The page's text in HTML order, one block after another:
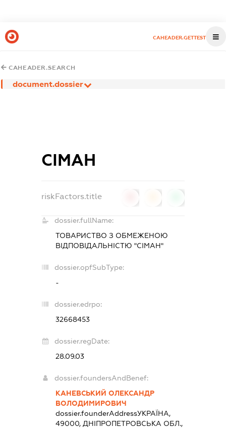
CAHEADER.GETTEST
CAHEADER.SEARCH
document.dossier
СІМАН
riskFactors.title
dossier.fullName:
ТОВАРИСТВО З ОБМЕЖЕНОЮ
ВІДПОВІДАЛЬНІСТЮ "СІМАН"
dossier.opfSubType:
-
dossier.edrpo:
32668453
dossier.regDate:
28.09.03
dossier.foundersAndBenef:
КАНЕВСЬКИЙ ОЛЕКСАНДР
ВОЛОДИМИРОВИЧ
dossier.founderAddressУКРАЇНА,
49000, ДНІПРОПЕТРОВСЬКА ОБЛ.,